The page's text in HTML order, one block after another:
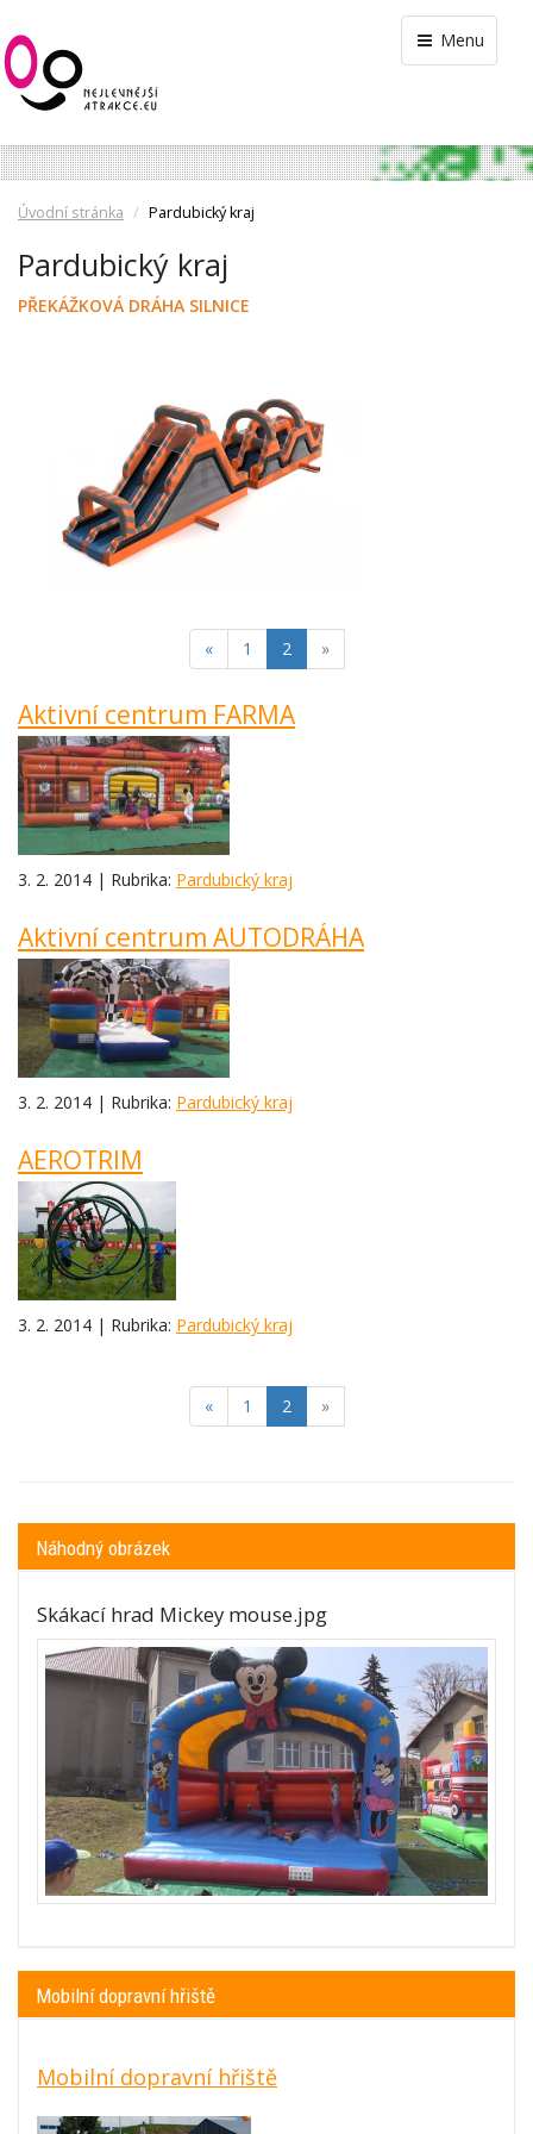
Menu
Úvodní stránka Pardubický kraj
Pardubický kraj
PŘEKÁŽKOVÁ DRÁHA SILNICE
« 1 2(current)
»
Aktivní centrum FARMA
3. 2. 2014 | Rubrika: Pardubický kraj
Aktivní centrum AUTODRÁHA
3. 2. 2014 | Rubrika: Pardubický kraj
AEROTRIM
3. 2. 2014 | Rubrika: Pardubický kraj
« 1 2(current)
»
Náhodný obrázek
Skákací hrad Mickey mouse.jpg
Mobilní dopravní hřiště
Mobilní dopravní hřiště